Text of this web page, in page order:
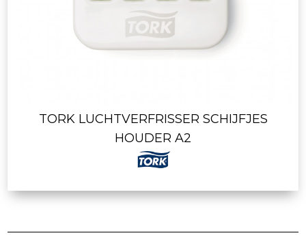
TORK LUCHTVERFRISSER SCHIJFJES
HOUDER A2